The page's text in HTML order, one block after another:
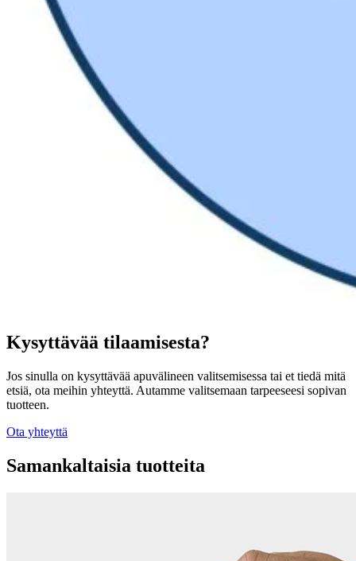
Kysyttävää tilaamisesta?
Jos sinulla on kysyttävää apuvälineen valitsemisessa tai et tiedä mitä
etsiä, ota meihin yhteyttä. Autamme valitsemaan tarpeeseesi sopivan
tuotteen.
Ota yhteyttä
Samankaltaisia tuotteita